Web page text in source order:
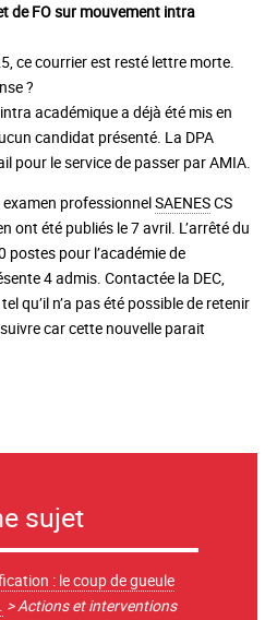
de FO sur mouvement intra
ce courrier est resté lettre morte.
?
académique a déjà été mis en
candidat présenté. La DPA
pour le service de passer par AMIA.
examen professionnelSAENESCS
ont été publiés le 7 avril. L’arrêté du
pour l’académie de
4 admis. Contactée la DEC,
qu’il n’a pas été possible de retenir
car cette nouvelle parait
sujet
: le coup de gueule
> Actions et interventions